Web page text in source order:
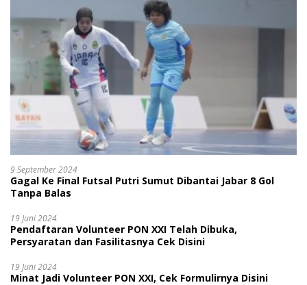
9 September 2024
Gagal Ke Final Futsal Putri Sumut Dibantai Jabar 8 Gol
Tanpa Balas
19 Juni 2024
Pendaftaran Volunteer PON XXI Telah Dibuka,
Persyaratan dan Fasilitasnya Cek Disini
19 Juni 2024
Minat Jadi Volunteer PON XXI, Cek Formulirnya Disini